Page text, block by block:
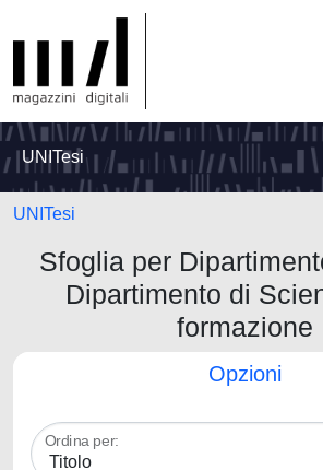
UNITesi
UNITesi
Sfoglia per
Dipartimento di
formazione
Opzioni
Ordina per: